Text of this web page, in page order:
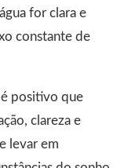
for clara e
constante de
é positivo que
clareza e
levar em